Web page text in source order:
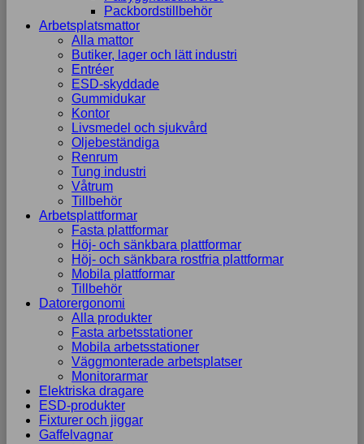
Packbordstillbehör
Arbetsplatsmattor
Alla mattor
Butiker, lager och lätt industri
Entréer
ESD-skyddade
Gummidukar
Kontor
Livsmedel och sjukvård
Oljebeständiga
Renrum
Tung industri
Våtrum
Tillbehör
Arbetsplattformar
Fasta plattformar
Höj- och sänkbara plattformar
Höj- och sänkbara rostfria plattformar
Mobila plattformar
Tillbehör
Datorergonomi
Alla produkter
Fasta arbetsstationer
Mobila arbetsstationer
Väggmonterade arbetsplatser
Monitorarmar
Elektriska dragare
ESD-produkter
Fixturer och jiggar
Gaffelvagnar